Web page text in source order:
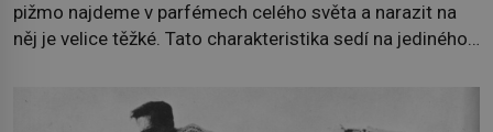
pižmo najdeme v parfémech celého světa a narazit na
něj je velice těžké. Tato charakteristika sedí na jediného
1778), jenže v Asii o něm ví už celá staletí. Zvíře